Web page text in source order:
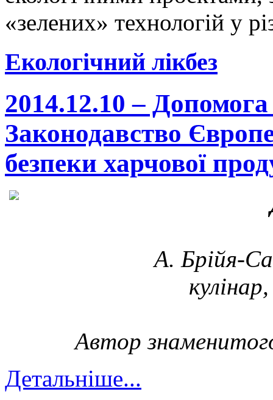
«зелених» технологій у
Екологічний лікбез
2014.12.10 – Допомога
Законодавство
безпеки харчової
А. Брійя-
Автор
Детальніше...